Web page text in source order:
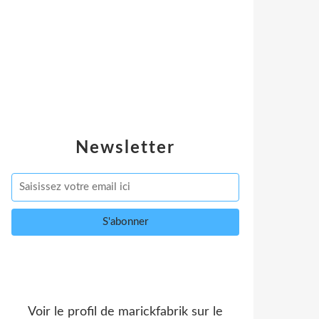
Newsletter
Voir le profil de marickfabrik sur le